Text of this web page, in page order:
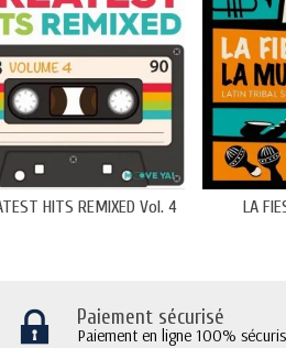
HITS REMIXED Vol. 4 LA
Paiement sécurisé
Paiement en ligne 100%